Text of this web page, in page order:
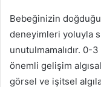
Bebeğinizin
deneyimleri yoluyla
unutulmamalıdır. 0-
önemli gelişim
görsel ve işitsel